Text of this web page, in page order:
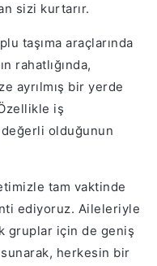
sizi kurtarır.
taşıma araçlarında
rahatlığında,
ayrılmış bir yerde
iş
olduğunun
tam vaktinde
ediyoruz. Aileleriyle
gruplar için de geniş
herkesin bir